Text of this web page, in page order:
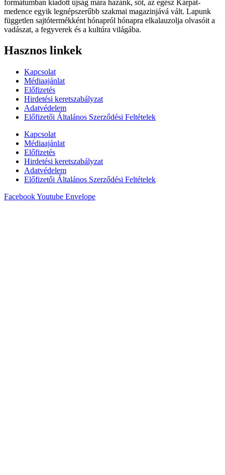
formátumban kiadott újság mára hazánk, sőt, az egész Kárpát-
medence egyik legnépszerűbb szakmai magazinjává vált. Lapunk
független sajtótermékként hónapról hónapra elkalauzolja olvasóit a
vadászat, a fegyverek és a kultúra világába.
Hasznos linkek
Kapcsolat
Médiaajánlat
Előfizetés
Hirdetési keretszabályzat
Adatvédelem
Előfizetői Általános Szerződési Feltételek
Kapcsolat
Médiaajánlat
Előfizetés
Hirdetési keretszabályzat
Adatvédelem
Előfizetői Általános Szerződési Feltételek
FacebookYoutube Envelope